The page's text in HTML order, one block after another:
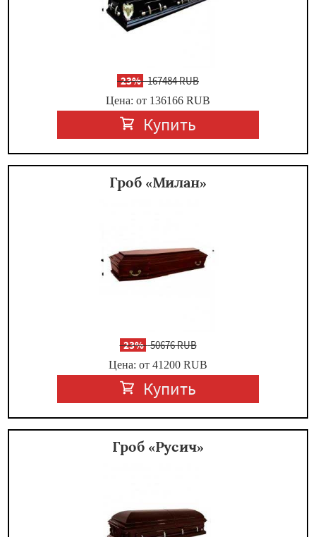
-23%167484 RUB
Цена: от 136166 RUB
Купить
Гроб «Милан»
-23%50676 RUB
Цена: от 41200 RUB
Купить
Гроб «Русич»